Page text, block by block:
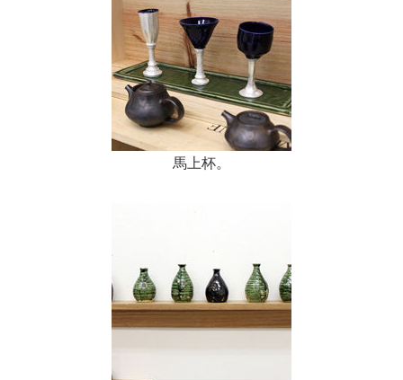
馬上杯。